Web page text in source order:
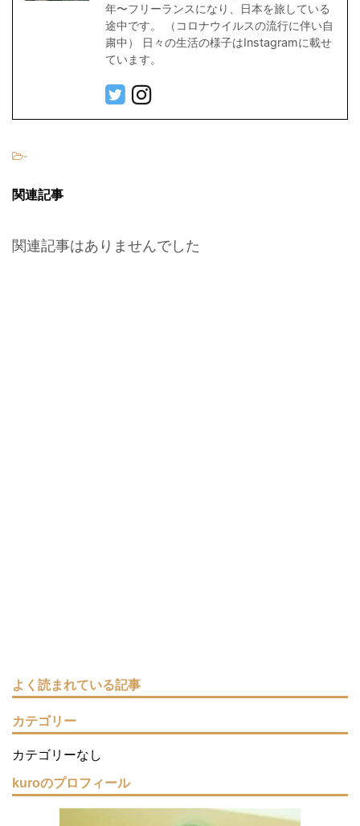
年〜フリーランスになり、日本を旅している
途中です。 （コロナウイルスの流行に伴い自
粛中） 日々の生活の様子はInstagramに載せ
ています。
-
関連記事
関連記事はありませんでした
よく読まれている記事
カテゴリー
カテゴリーなし
kuroのプロフィール